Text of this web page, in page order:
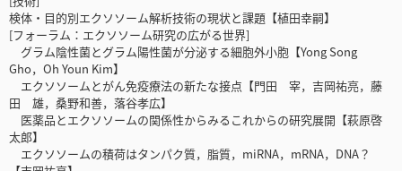
検体・目的別エクソソーム解析技術の現状と課題【植田幸嗣】
[フォーラム：エクソソーム研究の広がる世界]
グラム陰性菌とグラム陽性菌が分泌する細胞外小胞【Yong Song
Gho，Oh Youn Kim】
エクソソームとがん免疫療法の新たな接点【門田 宰，吉岡祐亮，藤
田 雄，桑野和善，落谷孝広】
医薬品とエクソソームの関係性からみるこれからの研究展開【萩原啓
太郎】
エクソソームの積荷はタンパク質，脂質，miRNA，mRNA，DNA？